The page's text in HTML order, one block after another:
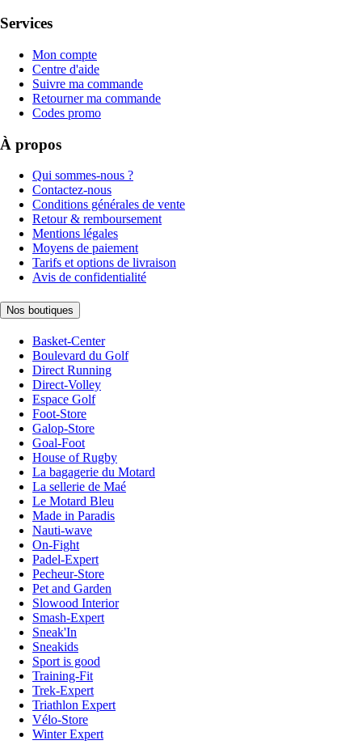
Services
Mon compte
Centre d'aide
Suivre ma commande
Retourner ma commande
Codes promo
À propos
Qui sommes-nous ?
Contactez-nous
Conditions générales de vente
Retour & remboursement
Mentions légales
Moyens de paiement
Tarifs et options de livraison
Avis de confidentialité
Nos boutiques
Basket-Center
Boulevard du Golf
Direct Running
Direct-Volley
Espace Golf
Foot-Store
Galop-Store
Goal-Foot
House of Rugby
La bagagerie du Motard
La sellerie de Maé
Le Motard Bleu
Made in Paradis
Nauti-wave
On-Fight
Padel-Expert
Pecheur-Store
Pet and Garden
Slowood Interior
Smash-Expert
Sneak'In
Sneakids
Sport is good
Training-Fit
Trek-Expert
Triathlon Expert
Vélo-Store
Winter Expert